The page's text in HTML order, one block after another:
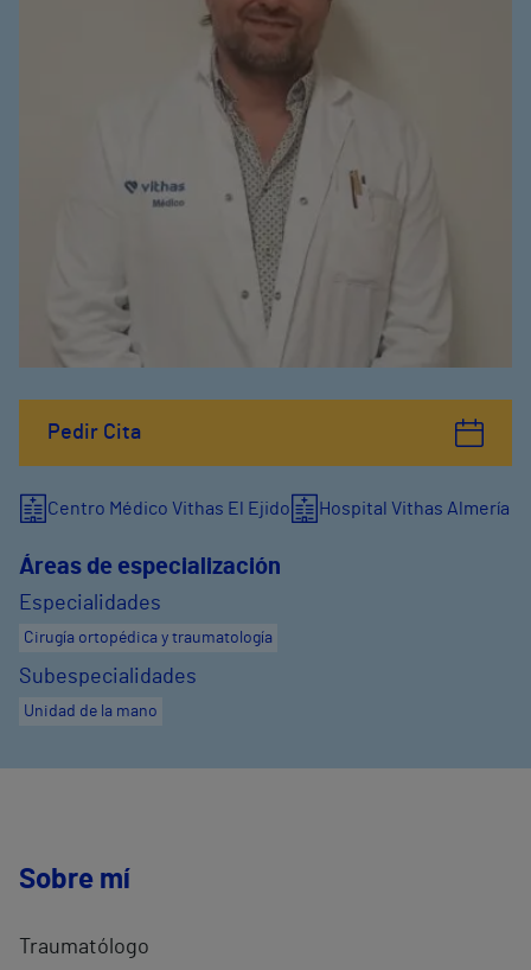
Pedir Cita
Centro Médico Vithas El Ejido Hospital Vithas Almería
Áreas de especialización
Especialidades
Cirugía ortopédica y traumatología
Subespecialidades
Unidad de la mano
Sobre mí
Traumatólogo